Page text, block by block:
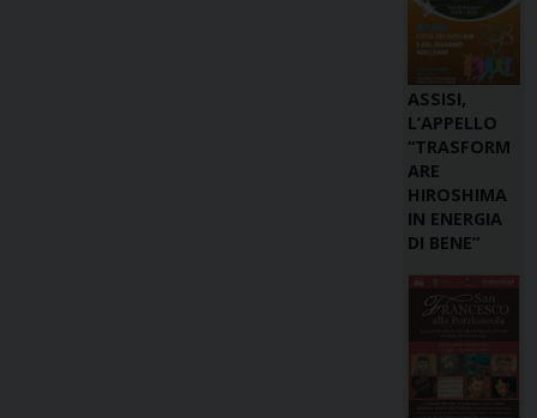
ASSISI,
L’APPELLO
“TRASFORM
ARE
HIROSHIMA
IN ENERGIA
DI BENE”